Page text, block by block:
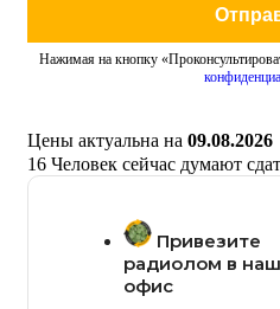
Нажимая на кнопку
Цены актуальна на 09.08.2026
16 Человек сейчас думают
Привезите
радиолом в наш
офис